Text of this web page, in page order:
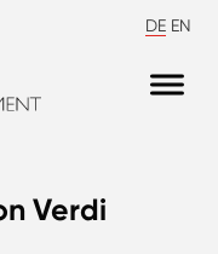
DE EN
Verdi